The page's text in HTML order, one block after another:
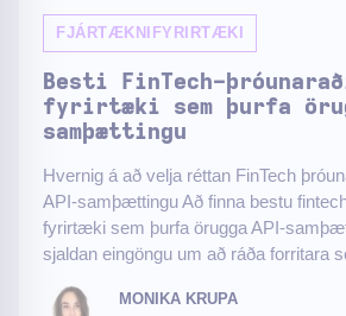
FJÁRTÆKNIFYRIRTÆKI
Besti FinTech-
fyrirtæki sem þurfa
samþættingu
Hvernig á að velja réttan FinTech
API-samþættingu Að finna bestu
fyrirtæki sem þurfa örugga API-
sjaldan eingöngu um að ráða forritara
MONIKA KRUPA